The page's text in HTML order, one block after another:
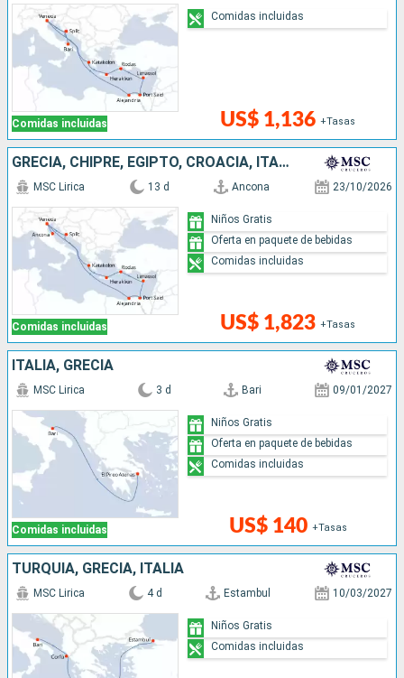
Comidas incluidas US$ 1,136 +Tasas
Comidas incluidas
GRECIA, CHIPRE, EGIPTO, CROACIA, ITALIA
Comidas incluidas
MSC Lirica 13 d Ancona 23/10/2026
US$ 1,823 +Tasas
Niños Gratis
Oferta en paquete de bebidas
Comidas incluidas
ITALIA, GRECIA
Comidas incluidas
MSC Lirica 3 d Bari 09/01/2027
US$ 140 +Tasas
Niños Gratis
Oferta en paquete de bebidas
Comidas incluidas
TURQUÍA, GRECIA, ITALIA
MSC Lirica 4 d Estambul 10/03/2027
Niños Gratis
Comidas incluidas